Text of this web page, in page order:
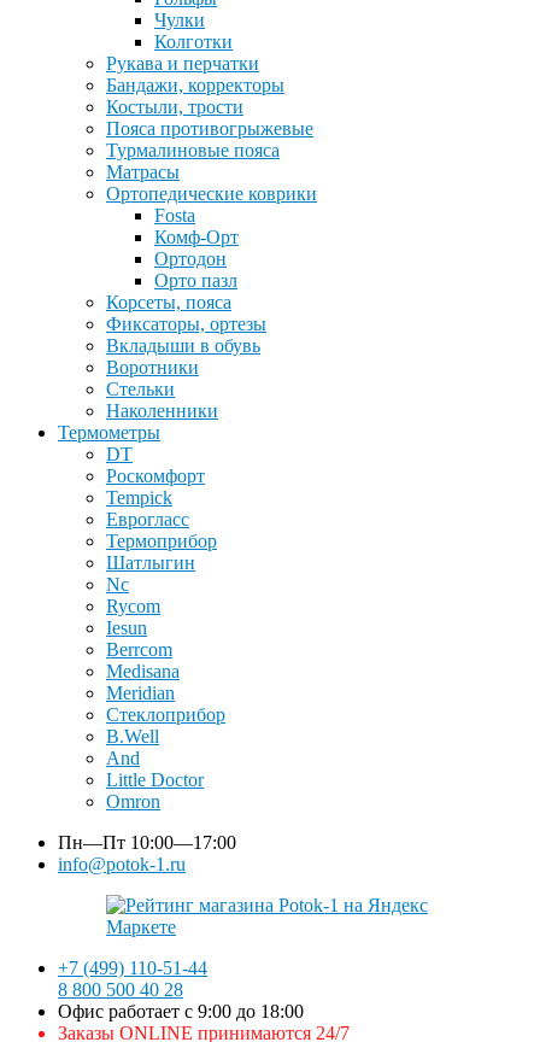
Чулки
Колготки
Рукава и перчатки
Бандажи, корректоры
Костыли, трости
Пояса противогрыжевые
Турмалиновые пояса
Матрасы
Ортопедические коврики
Fosta
Комф-Орт
Ортодон
Орто пазл
Корсеты, пояса
Фиксаторы, ортезы
Вкладыши в обувь
Воротники
Стельки
Наколенники
Термометры
DT
Роскомфорт
Tempick
Еврогласс
Термоприбор
Шатлыгин
Nc
Rycom
Iesun
Berrcom
Medisana
Meridian
Стеклоприбор
B.Well
And
Little Doctor
Omron
Пн—Пт 10:00—17:00
info@potok-1.ru
+7 (499) 110-51-44
8 800 500 40 28
Офис работает с 9:00 до 18:00
Заказы ONLINE принимаются 24/7